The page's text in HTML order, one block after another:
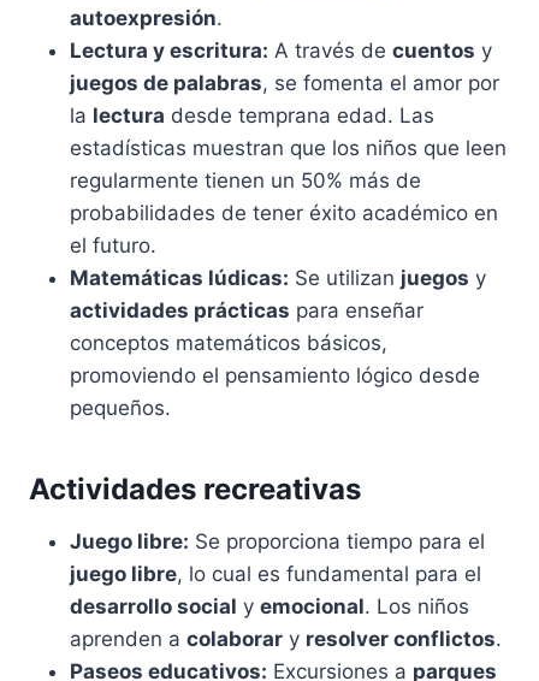
autoexpresión.
Lectura y escritura: A través de cuentos y
juegos de palabras, se fomenta el amor por
la lectura desde temprana edad. Las
estadísticas muestran que los niños que leen
regularmente tienen un 50% más de
probabilidades de tener éxito académico en
el futuro.
Matemáticas lúdicas: Se utilizan juegos y
actividades prácticas para enseñar
conceptos matemáticos básicos,
promoviendo el pensamiento lógico desde
pequeños.
Actividades recreativas
Juego libre: Se proporciona tiempo para el
juego libre, lo cual es fundamental para el
desarrollo social y emocional. Los niños
aprenden a colaborar y resolver conflictos.
Paseos educativos: Excursiones a parques